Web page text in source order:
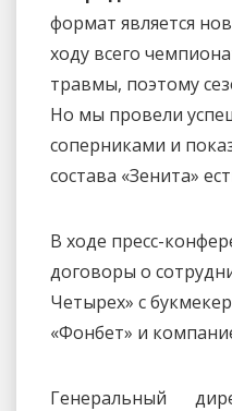
формат является
ходу всего
травмы, поэтому
Но мы провели
соперниками и
состава «Зенита»
В ходе пресс-
договоры о
Четырех» с
«Фонбет» и
Генеральный